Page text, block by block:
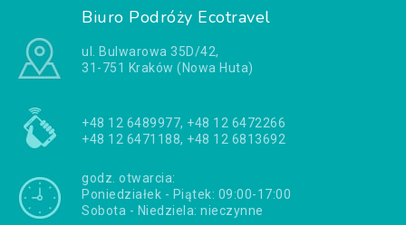
Biuro Podróży Ecotravel
ul. Bulwarowa 35D/42,
31-751 Kraków (Nowa Huta)
+48 12 6489977, +48 12 6472266
+48 12 6471188, +48 12 6813692
godz. otwarcia:
Poniedziałek - Piątek: 09:00-17:00
Sobota - Niedziela: nieczynne